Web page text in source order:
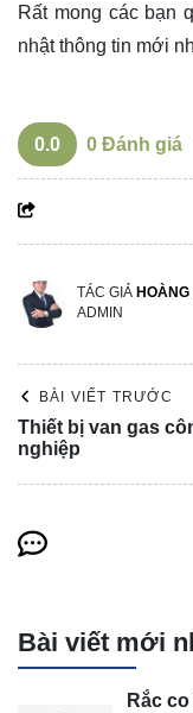
Rất mong các bạn
nhật thông tin mới
0.0 0 Đánh giá
TÁC GIẢ HOÀNG
ADMIN
BÀI VIẾT TRƯỚC
Thiết bị van gas
nghiệp
Bài viết mới
Rắc